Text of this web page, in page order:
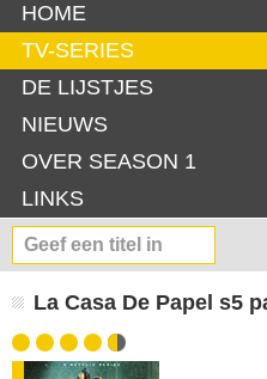
HOME
TV-SERIES
DE LIJSTJES
NIEUWS
OVER SEASON 1
LINKS
La Casa De Papel s5